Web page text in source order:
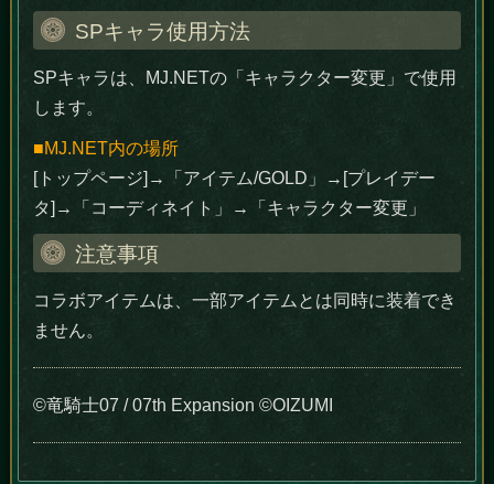
SPキャラ使用方法
SPキャラは、MJ.NETの「キャラクター変更」で使用
します。
■MJ.NET内の場所
[トップページ]→「アイテム/GOLD」→[プレイデー
タ]→「コーディネイト」→「キャラクター変更」
注意事項
コラボアイテムは、一部アイテムとは同時に装着でき
ません。
©竜騎士07 / 07th Expansion ©OIZUMI